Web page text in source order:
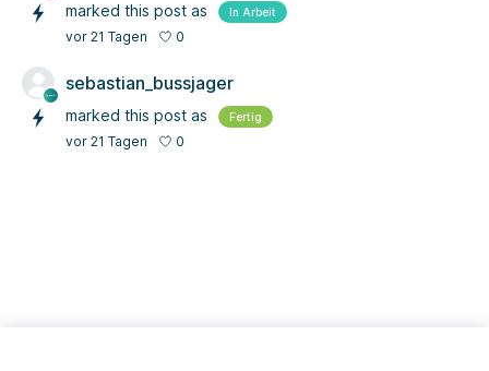
marked this post as In Arbeit
vor 21 Tagen 0
sebastian_bussjager
marked this post as Fertig
vor 21 Tagen 0